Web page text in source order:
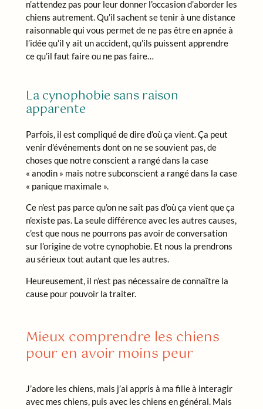
n’attendez pas pour leur donner l’occasion d’aborder les
chiens autrement. Qu’il sachent se tenir à une distance
raisonnable qui vous permet de ne pas être en apnée à
l’idée qu’il y ait un accident, qu’ils puissent apprendre
ce qu’il faut faire ou ne pas faire…
La cynophobie sans raison
apparente
Parfois, il est compliqué de dire d’où ça vient. Ça peut
venir d’événements dont on ne se souvient pas, de
choses que notre conscient a rangé dans la case
« anodin » mais notre subconscient a rangé dans la case
« panique maximale ».
Ce n’est pas parce qu’on ne sait pas d’où ça vient que ça
n’existe pas. La seule différence avec les autres causes,
c’est que nous ne pourrons pas avoir de conversation
sur l’origine de votre cynophobie. Et nous la prendrons
au sérieux tout autant que les autres.
Heureusement, il n’est pas nécessaire de connaître la
cause pour pouvoir la traiter.
Mieux comprendre les chiens
pour en avoir moins peur
J’adore les chiens, mais j’ai appris à ma fille à interagir
avec mes chiens, puis avec les chiens en général. Mais